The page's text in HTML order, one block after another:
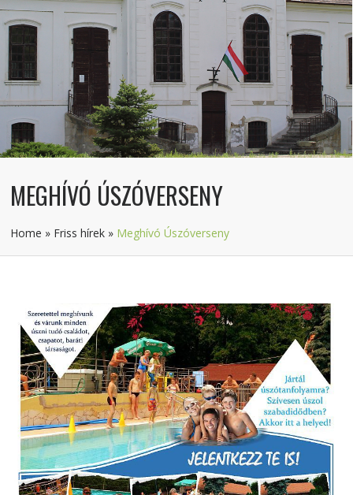
MEGHÍVÓ ÚSZÓVERSENY
Home » Friss hírek » Meghívó Úszóverseny